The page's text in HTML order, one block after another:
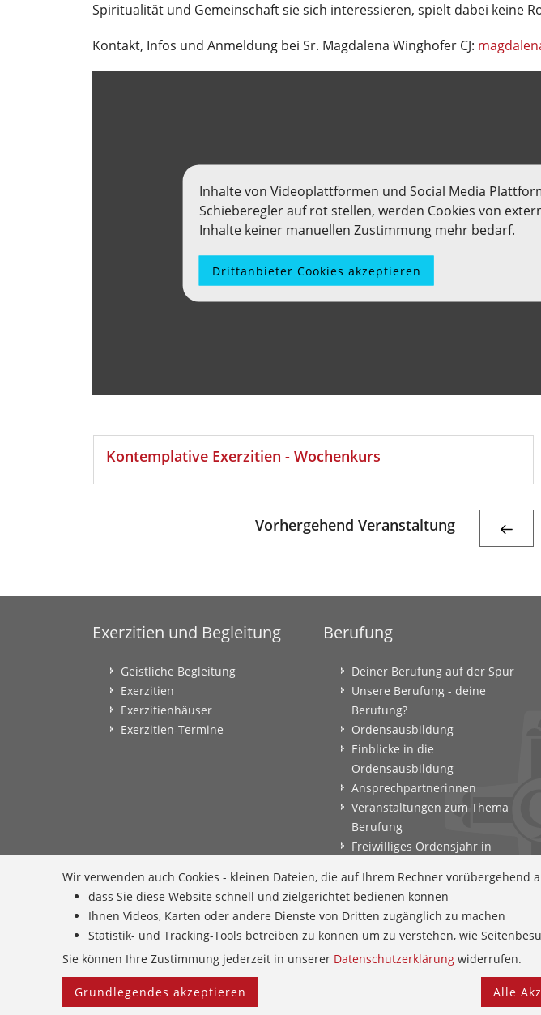
Spiritualität und Gemeinschaft sie sich interessieren, spielt dabei keine
Kontakt, Infos und Anmeldung bei Sr. Magdalena Winghofer CJ:
Inhalte von Videoplattformen und Social Media
Schieberegler auf rot stellen, werden Cookies von
Inhalte keiner manuellen Zustimmung mehr bedarf.
Drittanbieter Cookies akzeptieren
Kontemplative Exerzitien - Wochenkurs
Vorhergehend Veranstaltung
Exerzitien und Begleitung
Geistliche Begleitung
Exerzitien
Exerzitienhäuser
Exerzitien-Termine
Berufung
Deiner Berufung auf der Spur
Unsere Berufung - deine
Berufung?
Ordensausbildung
Einblicke in die
Ordensausbildung
Ansprechpartnerinnen
Veranstaltungen zum Thema
Berufung
Freiwilliges Ordensjahr in
Berufungscoaching und
Berufungsexerzitien
Entscheidungsparcours
Gefährtinnen
Home Provinzarchiv Facebook Newsletter
Wir verwenden auch Cookies - kleinen Dateien, die auf Ihrem Rechner vorübergehend
dass Sie diese Website schnell und zielgerichtet bedienen können
Ihnen Videos, Karten oder andere Dienste von Dritten zugänglich zu machen
Statistik- und Tracking-Tools betreiben zu können um zu verstehen, wie
Sie können Ihre Zustimmung jederzeit in unserer Datenschutzerklärung widerrufen.
Grundlegendes akzeptieren Alle